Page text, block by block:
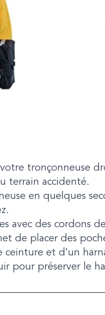
tronçonneuse
terrain accidenté.
en quelques
avec des cordons
de placer des
ceinture et d'un
pour préserver le